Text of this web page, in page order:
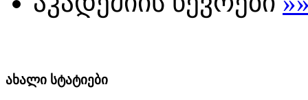
ახალი სტატიები